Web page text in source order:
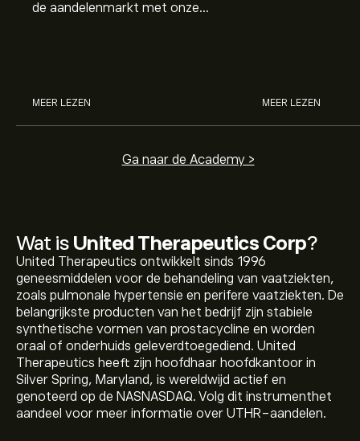
Wat is United Therapeutics Corp?
United Therapeutics ontwikkelt sinds 1996
geneesmiddelen voor de behandeling van vaatziekten,
zoals pulmonale hypertensie en perifere vaatziekten. De
belangrijkste producten van het bedrijf zijn stabiele
synthetische vormen van prostacycline en worden
oraal of onderhuids geleverdtoegediend. United
Therapeutics heeft zijn hoofdhaar hoofdkantoor in
Silver Spring, Maryland, is wereldwijd actief en
genoteerd op de NASNASDAQ. Volg dit instrumenthet
aandeel voor meer informatie over UTHR-aandelen.
de aandelenmarkt met onze
MEER LEZEN MEER LEZEN
Ga naar de Academy >
De huidige koers van UTHR is 530.83‎$‎.